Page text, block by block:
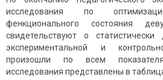
исследования по
фенкционального состояния
свидетельствуют о статистически
экспериментальной и
произошли по всем
исследования представлены в